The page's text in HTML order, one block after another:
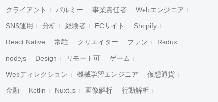
クライアント パルミー 事業責任者 Webエンジニア
SNS運用 分析 経験者 ECサイト Shopify
React Native 常駐 クリエイター ファン Redux
nodejs Design リモート可 ゲーム
Webディレクション 機械学習エンジニア 仮想通貨
金融 Kotlin Nuxt.js 画像解析 行動解析